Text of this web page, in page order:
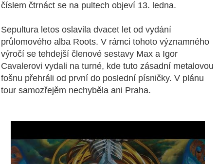
číslem čtrnáct se na pultech objeví 13. ledna.
Sepultura letos oslavila dvacet let od vydání
průlomového alba Roots. V rámci tohoto významného
výročí se tehdejší členové sestavy Max a Igor
Cavalerovi vydali na turné, kde tuto zásadní metalovou
fošnu přehráli od první do poslední písničky. V plánu
tour samozřejěm nechyběla ani Praha.